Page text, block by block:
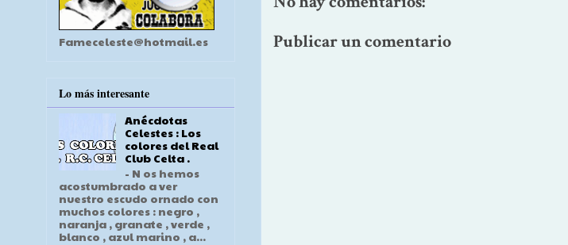
Publicar un comentario
Fameceleste@hotmail.es
Lo más interesante
Anécdotas
Celestes : Los
colores del Real
Club Celta .
- N os hemos
acostumbrado a ver
nuestro escudo ornado con
muchos colores : negro ,
naranja , granate , verde ,
blanco , azul marino , a...